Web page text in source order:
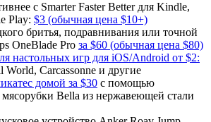
с Smarter Faster Better для Kindle,
Play: $3 (обычная цена $10+)
бритья, подравнивания или точной
OneBlade Pro за $60 (обычная цена $80)
настольных игр для iOS/Android от $2:
World, Carcassonne и другие
домой за $30 с помощью
мясорубки Bella из нержавеющей стали